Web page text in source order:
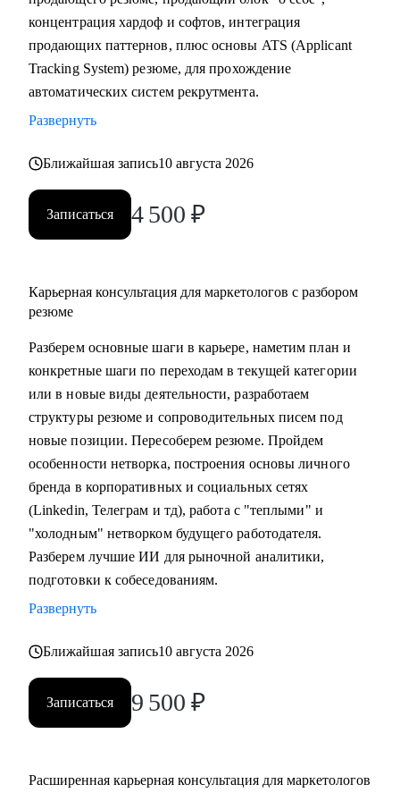
С чем помогу:
• Разобрать и переупаковать резюме - в формат, который
работает на рынке
• Выбрать карьерное направление и составить конкретный
• Оценить рыночную стоимость опыта и выявить реальные
• Пересобрать карьерную стратегию - сменить компанию,
индустрию или трек
коммуникационную стратегию в компании
Кому могу помочь:
• Специалистам в маркетинге - бренд-менеджмент / digital /
SMM / PR / аналитика, - которые растут к уровню Senior,
Lead или CMO.
• Руководителям и СМО, которым нужна внешняя точка
зрения.
• Владельцам бизнеса и предпринимателям,
выстраивающим маркетинг.
концентрация хардоф и софтов, интеграция
продающих паттернов, плюс основы ATS (Applicant
Tracking System) резюме, для прохождение
автоматических систем рекрутмента.
Развернуть
Ближайшая запись10 августа 2026
Записаться 4 500 ₽
Карьерная консультация для маркетологов с разбором
резюме
Разберем основные шаги в карьере, наметим план и
конкретные шаги по переходам в текущей категории
или в новые виды деятельности, разработаем
структуры резюме и сопроводительных писем под
новые позиции. Пересоберем резюме. Пройдем
особенности нетворка, построения основы личного
бренда в корпоративных и социальных сетях
(Linkedin, Телеграм и тд), работа с "теплыми" и
"холодным" нетворком будущего работодателя.
Разберем лучшие ИИ для рыночной аналитики,
подготовки к собеседованиям.
Развернуть
Ближайшая запись10 августа 2026
Записаться 9 500 ₽
Расширенная карьерная консультация для маркетологов